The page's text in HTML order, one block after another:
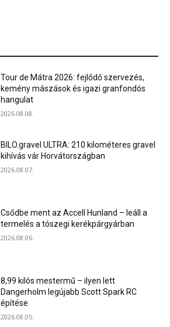
Tour de Mátra 2026: fejlődő szervezés,
kemény mászások és igazi granfondós
hangulat
2026.08.08.
BILO.gravel ULTRA: 210 kilométeres gravel
kihívás vár Horvátországban
2026.08.07.
Csődbe ment az Accell Hunland – leáll a
termelés a tószegi kerékpárgyárban
2026.08.06.
8,99 kilós mestermű – ilyen lett
Dangerholm legújabb Scott Spark RC
építése
2026.08.05.